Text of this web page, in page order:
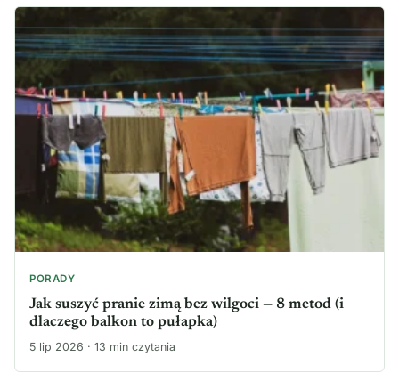
PORADY
Jak suszyć pranie zimą bez wilgoci — 8 metod (i
dlaczego balkon to pułapka)
5 lip 2026 · 13 min czytania